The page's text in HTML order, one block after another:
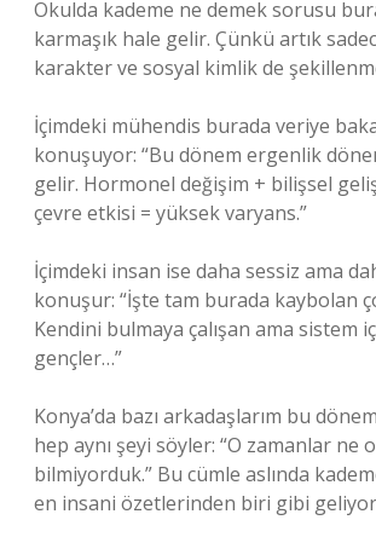
Okulda kademe ne demek sorusu
karmaşık hale gelir. Çünkü artık
karakter ve sosyal kimlik de
İçimdeki mühendis burada veriye
konuşuyor: “Bu dönem ergenlik
gelir. Hormonel değişim + bilişsel
çevre etkisi = yüksek varyans.”
İçimdeki insan ise daha sessiz ama
konuşur: “İşte tam burada kaybolan
Kendini bulmaya çalışan ama sistem
gençler…”
Konya’da bazı arkadaşlarım bu
hep aynı şeyi söyler: “O zamanlar ne
bilmiyorduk.” Bu cümle aslında
en insani özetlerinden biri gibi